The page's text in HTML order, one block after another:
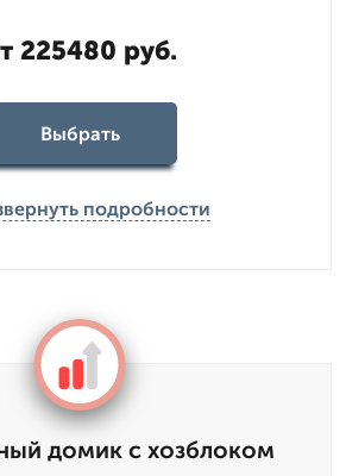
225480 руб.
Выбрать
подробности
домик с хозблоком